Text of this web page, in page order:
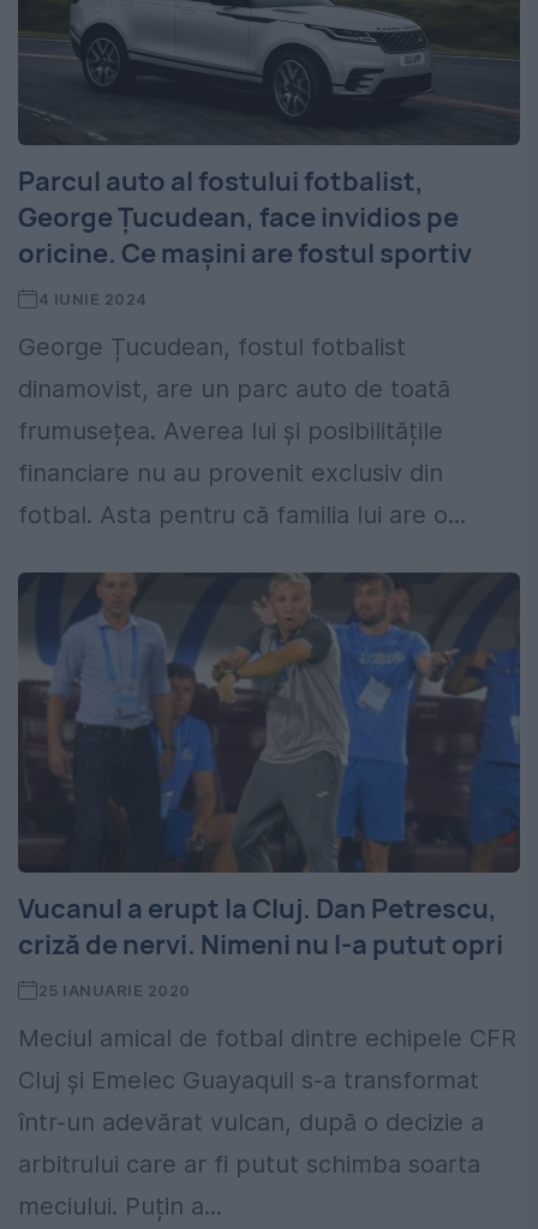
Parcul auto al fostului fotbalist,
George Țucudean, face invidios pe
oricine. Ce mașini are fostul sportiv
4 IUNIE 2024
George Țucudean, fostul fotbalist
dinamovist, are un parc auto de toată
frumusețea. Averea lui și posibilitățile
financiare nu au provenit exclusiv din
fotbal. Asta pentru că familia lui are o...
Vucanul a erupt la Cluj. Dan Petrescu,
criză de nervi. Nimeni nu l-a putut opri
25 IANUARIE 2020
Meciul amical de fotbal dintre echipele CFR
Cluj și Emelec Guayaquil s-a transformat
într-un adevărat vulcan, după o decizie a
arbitrului care ar fi putut schimba soarta
meciului. Puțin a...